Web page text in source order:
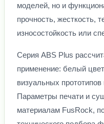
моделей, но и
прочность, жесткость,
износостойкость или
Серия ABS Plus
применение: белый
визуальных прототипов
Параметры печати и
материалам FusRock,